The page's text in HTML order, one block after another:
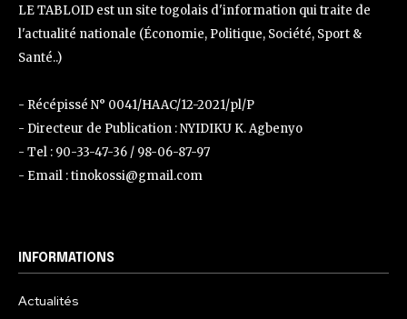
LE TABLOID est un site togolais d'information qui traite de
l'actualité nationale (Économie, Politique, Société, Sport &
Santé..)
- Récépissé N° 0041/HAAC/12-2021/pl/P
- Directeur de Publication : NYIDIKU K. Agbenyo
- Tel : 90-33-47-36 / 98-06-87-97
- Email : tinokossi@gmail.com
INFORMATIONS
Actualités